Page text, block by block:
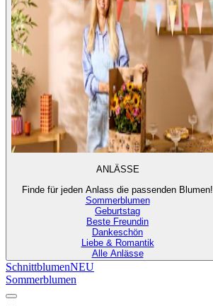
ANLÄSSE
Finde für jeden Anlass die passenden Blumen!
Sommerblumen
Geburtstag
Beste Freundin
Dankeschön
Liebe & Romantik
Alle Anlässe
SchnittblumenNEU
Sommerblumen